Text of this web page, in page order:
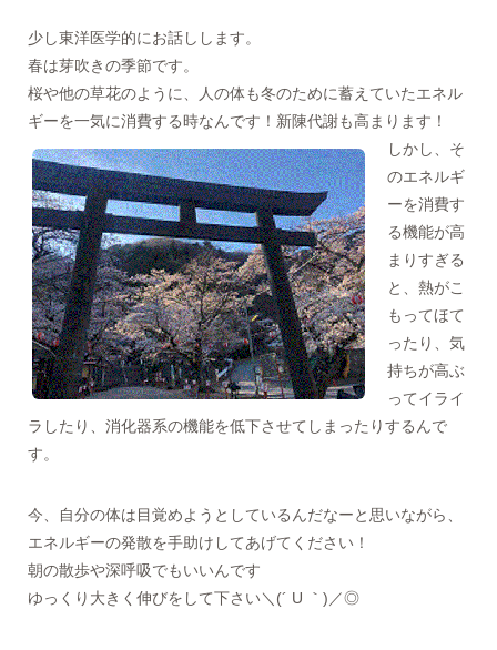
少し東洋医学的にお話しします。
春は芽吹きの季節です。
桜や他の草花のように、人の体も冬のために蓄えていたエネル
ギーを一気に消費する時なんです！新陳代謝も高まります！
しかし、そ
のエネルギ
ーを消費す
る機能が高
まりすぎる
と、熱がこ
もってほて
ったり、気
持ちが高ぶ
ってイライ
ラしたり、消化器系の機能を低下させてしまったりするんで
す。
今、自分の体は目覚めようとしているんだなーと思いながら、
エネルギーの発散を手助けしてあげてください！
朝の散歩や深呼吸でもいいんです
ゆっくり大きく伸びをして下さい＼(´ U ｀)／◎